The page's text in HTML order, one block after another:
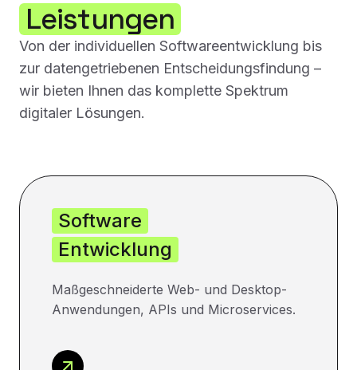
Leistungen
Von der individuellen Softwareentwicklung bis
zur datengetriebenen Entscheidungsfindung –
wir bieten Ihnen das komplette Spektrum
digitaler Lösungen.
Software
Entwicklung
Maßgeschneiderte Web- und Desktop-
Anwendungen, APIs und Microservices.